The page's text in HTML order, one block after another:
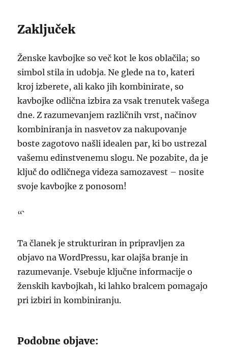
Zaključek
Ženske kavbojke so več kot le kos oblačila; so
simbol stila in udobja. Ne glede na to, kateri
kroj izberete, ali kako jih kombinirate, so
kavbojke odlična izbira za vsak trenutek vašega
dne. Z razumevanjem različnih vrst, načinov
kombiniranja in nasvetov za nakupovanje
boste zagotovo našli idealen par, ki bo ustrezal
vašemu edinstvenemu slogu. Ne pozabite, da je
ključ do odličnega videza samozavest – nosite
svoje kavbojke z ponosom!
“`
Ta članek je strukturiran in pripravljen za
objavo na WordPressu, kar olajša branje in
razumevanje. Vsebuje ključne informacije o
ženskih kavbojkah, ki lahko bralcem pomagajo
pri izbiri in kombiniranju.
Podobne objave: